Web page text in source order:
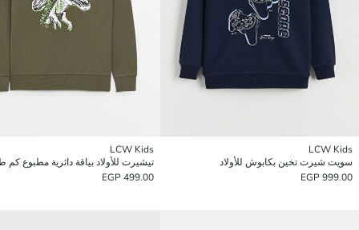
LCW Kids
سويت شيرت تخين بكابوش للأولاد
999.00 EGP
LCW Kids
تيشيرت للأولاد بياقة دائرية مطبوع كم
499.00 EGP